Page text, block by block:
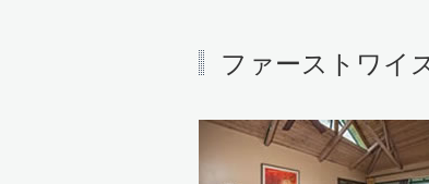
ファーストワイ